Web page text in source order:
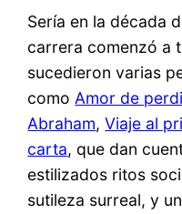
Sería en la década
carrera comenzó a
sucedieron varias
comoAmor de
Abraham,Viaje al
carta, que dan
estilizados ritos
sutileza surreal, y